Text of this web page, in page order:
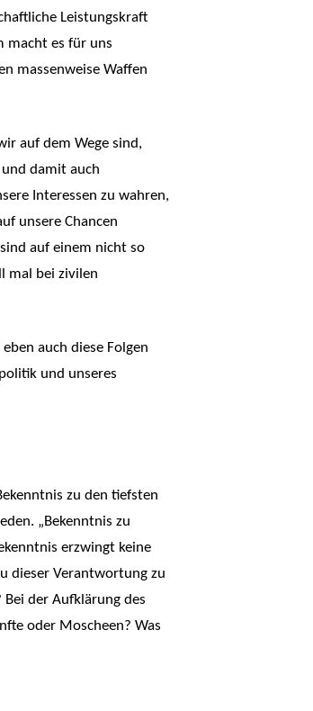
Leistungskraft
macht es für uns
massenweise Waffen
auf dem Wege sind,
damit auch
Interessen zu wahren,
unsere Chancen
auf einem nicht so
mal bei zivilen
auch diese Folgen
und unseres
zu den tiefsten
„Bekenntnis zu
erzwingt keine
dieser Verantwortung zu
der Aufklärung des
oder Moscheen? Was